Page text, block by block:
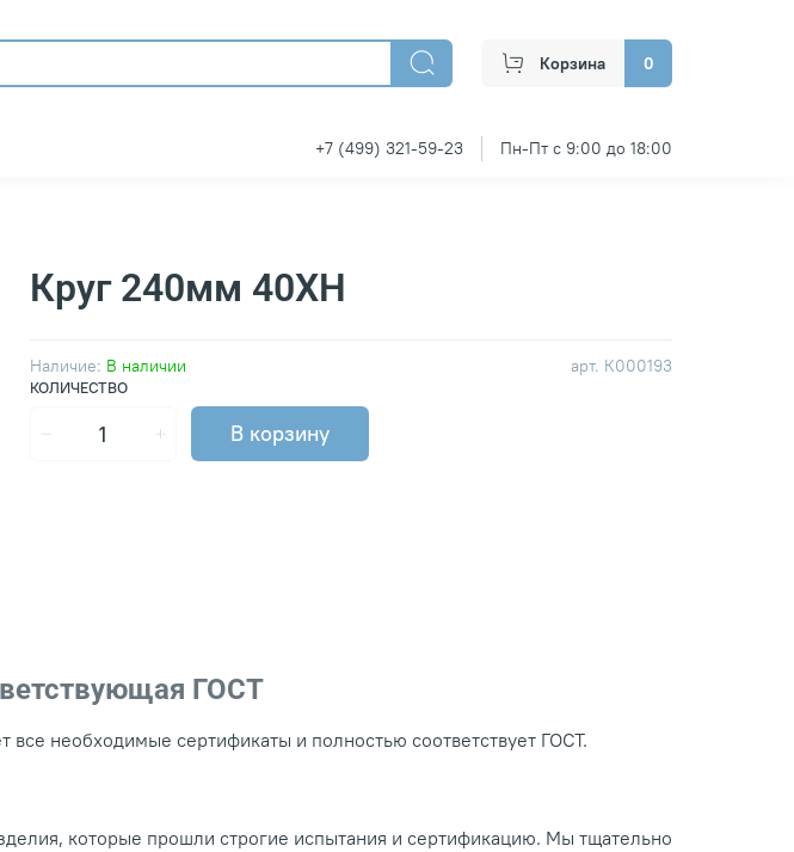
Корзина 0
+7 (499) 321-59-23 Пн-Пт с 9:00 до 18:00
арт. К000193
Наличие: В наличии
Круг 240мм 40ХН
КОЛИЧЕСТВО
В корзину
ГОСТ
необходимые сертификаты и полностью соответствует ГОСТ.
которые прошли строгие испытания и сертификацию. Мы тщательно